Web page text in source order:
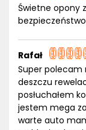
Świetne opony
Rafał
Super polecam
deszczu
posłuchałem
jestem mega
warte auto